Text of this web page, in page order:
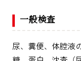
一般検査
尿、糞便、体腔液